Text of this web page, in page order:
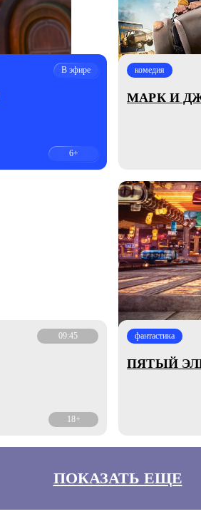
В эфире
6+
комедия
МАРК И
09:45
18+
фантастика
ПЯТЫЙ
ПОКАЗАТЬ ЕЩЕ